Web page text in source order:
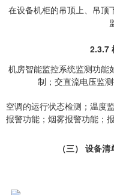
在设备机柜的吊顶上、吊顶
2.3.7
机房智能监控系统监测功能
制；交直流电压监
空调的运行状态检测；温度
报警功能；烟雾报警功能；
（三） 设备